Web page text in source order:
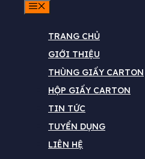
TRANG CHỦ
GIỚI THIỆU
THÙNG GIẤY CARTON
HỘP GIẤY CARTON
TIN TỨC
TUYỂN DỤNG
LIÊN HỆ
In Vỏ Hộp
In vỏ hộp theo yêu
chi phí đóng gói. …